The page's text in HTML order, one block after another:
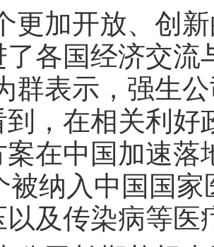
加开放、创新
了各国经济交流
群表示，强生
到，在相关利好
在中国加速落
被纳入中国国
及传染病等医